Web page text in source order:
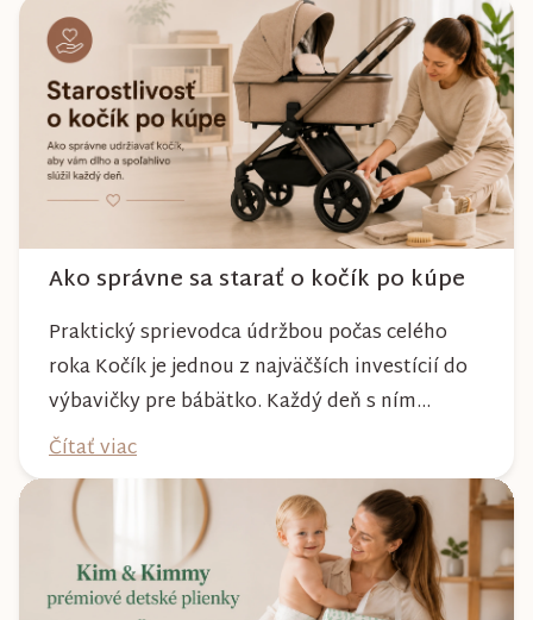
Ako správne sa starať o kočík po kúpe
Praktický sprievodca údržbou počas celého
roka Kočík je jednou z najväčších investícií do
výbavičky pre bábätko. Každý deň s ním
absolvujete prechádzky po meste, v parkoch,
na lesných chodníkoch aj počas nepriaznivého
počasia. Pravidelnou starostlivosťou si však
môžete byť istí, že vám bude spoľahlivo slúžiť
dlhé roky a zachová si svoj krásny vzhľ...
Čítať viac